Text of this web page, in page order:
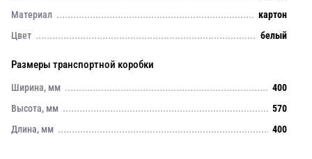
Материал
картон
Цвет
белый
Размеры транспортной коробки
Ширина, мм
400
Высота, мм
570
Длина, мм
400